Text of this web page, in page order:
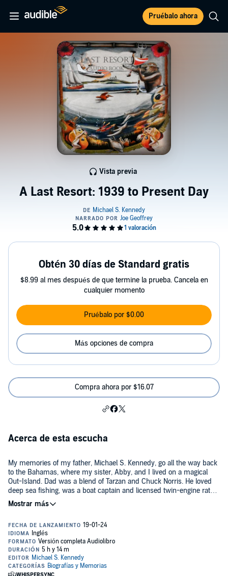
Pruébalo ahora
A Last Resort: 1939 to Present Day
Vista previa
Obtén 30 días de Standard gratis
$8.99 al mes después de que termine la prueba. Cancela en
cualquier momento
Pruébalo por $0.00
Más opciones de compra
Compra ahora por $16.07
Acerca de esta escucha
My memories of my father, Michael S. Kennedy, go all the way back
to the Bahamas, where my sister, Abby, and I lived on a magical
Out-Island. Dad was a blend of Tarzan and Chuck Norris. He loved
deep sea fishing, was a boat captain and licensed twin-engine rated
pilot, and still is an adventurer today, pursuing his love of
photography at age 83!!
©2023 Michael S. Kennedy (P)2023 Michael S. Kennedy